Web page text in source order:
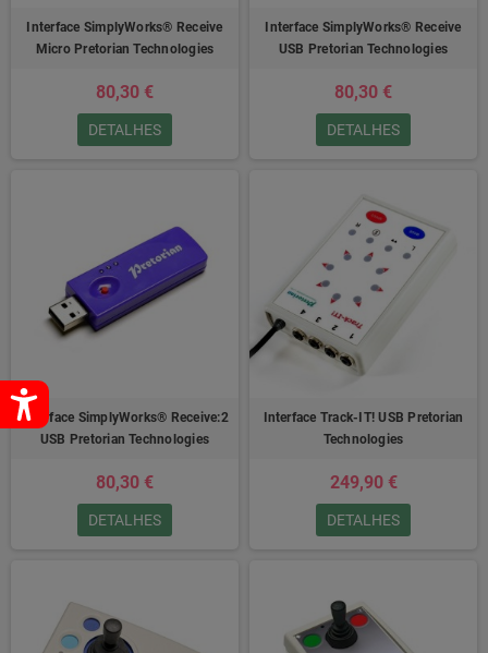
Interface SimplyWorks® Receive
Micro Pretorian Technologies
80,30 €
DETALHES
Interface SimplyWorks® Receive
USB Pretorian Technologies
80,30 €
DETALHES
Interface SimplyWorks® Receive:2
USB Pretorian Technologies
80,30 €
DETALHES
Interface Track-IT! USB Pretorian
Technologies
249,90 €
DETALHES